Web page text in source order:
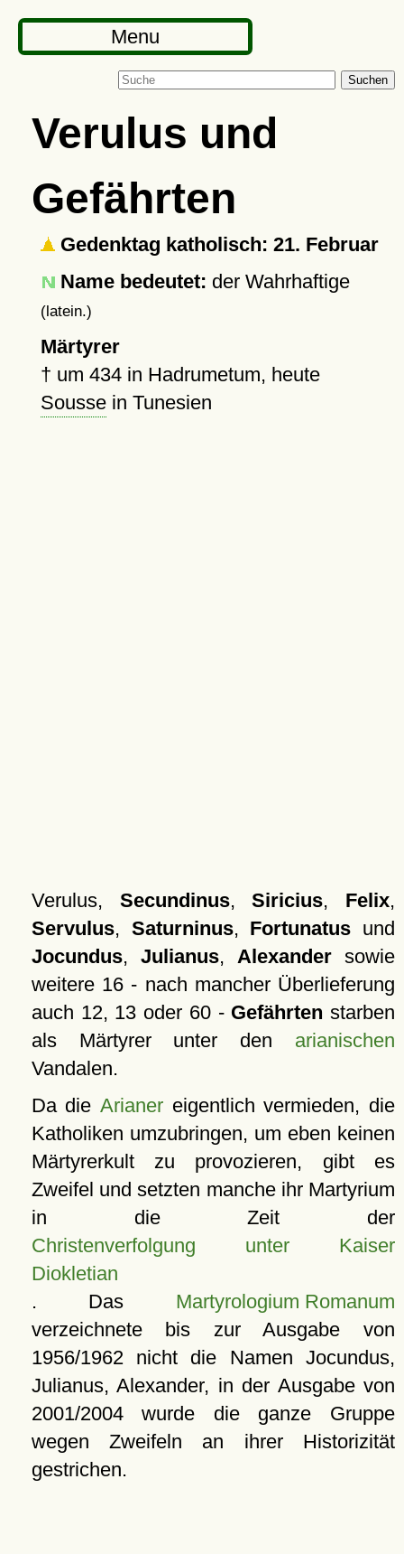
Menu
Suchen
Verulus und
Gefährten
Gedenktag katholisch: 21. Februar
Name bedeutet: der Wahrhaftige
(latein.)
Märtyrer
† um 434in Hadrumetum, heute
Soussein Tunesien
Verulus, Secundinus,Siricius, Felix,
Servulus, Saturninus, Fortunatus und
Jocundus, Julianus, Alexandersowie
weitere 16 - nach mancher Überlieferung
auch 12, 13 oder 60 - Gefährten starben
als Märtyrer unter den arianischen
Vandalen.
Da dieArianer eigentlich vermieden, die
Katholiken umzubringen, um eben keinen
Märtyrerkult zu provozieren, gibt es
Zweifel und setzten manche ihr Martyrium
in die Zeit der
Christenverfolgung unter Kaiser
Diokletian
. Das Martyrologium Romanum
verzeichnete bis zur Ausgabe von
1956/1962 nicht die Namen Jocundus,
Julianus, Alexander, in der Ausgabe von
2001/2004 wurde die ganze Gruppe
wegen Zweifeln an ihrer Historizität
gestrichen.